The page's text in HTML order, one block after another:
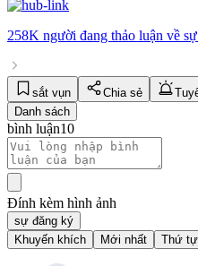
258K người đang thảo luận về
sắt vụn Chia sẻ
Danh sách
bình luận10
Đính kèm hình ảnh
sự đăng ký
Khuyến khích
Mới nhất Thứ